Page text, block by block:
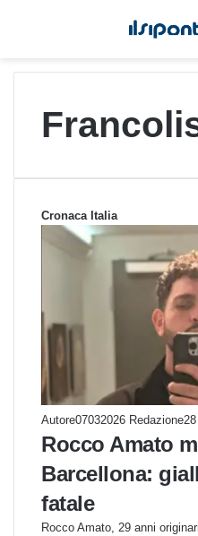
Cronaca Italia
Autore07032026 Redazione
Rocco Amato
Barcellona:
fatale
Rocco Amato, 29 anni